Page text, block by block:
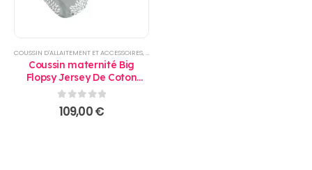
COUSSIN D'ALLAITEMENT ET ACCESSOIRES,PRODUITS
Coussin maternité Big
Flopsy Jersey De Coton
Flower gris - BEABA
0sur 5
109,00€